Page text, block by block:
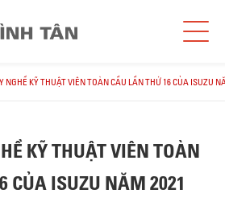
NGHỀ KỸ THUẬT VIÊN TOÀN CẦU LẦN THỨ 16 CỦA ISUZU
KỸ THUẬT VIÊN TOÀN
CỦA ISUZU NĂM 2021